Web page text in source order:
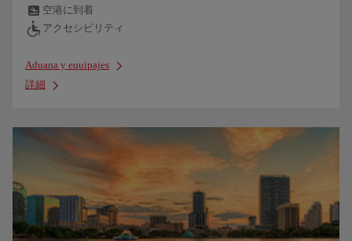
空港に到着
アクセシビリティ
Aduana y equipajes
詳細